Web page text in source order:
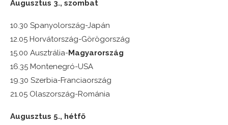
Augusztus 3., szombat
10.30 Spanyolország-Japán
12.05 Horvátország-Görögország
15.00 Ausztrália-Magyarország
16.35 Montenegró-USA
19.30 Szerbia-Franciaország
21.05 Olaszország-Románia
Augusztus 5., hétfő